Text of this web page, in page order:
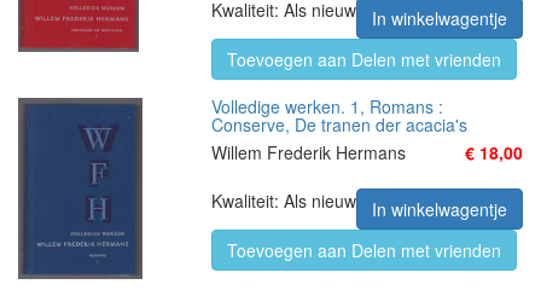
Kwaliteit: Als nieuw
In winkelwagentje
Toevoegen aan Delen met vrienden
Volledige werken. 1, Romans :
Conserve, De tranen der acacia's
Willem Frederik Hermans
€ 18,00
Kwaliteit: Als nieuw
In winkelwagentje
Toevoegen aan Delen met vrienden